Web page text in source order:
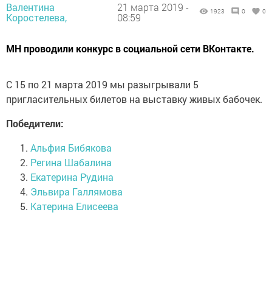
Валентина
Коростелева,
21 марта 2019 -
08:59
1923 0 0
МН проводили конкурс в социальной сети ВКонтакте.
С 15 по 21 марта 2019 мы разыгрывали 5
пригласительных билетов на выставку живых бабочек.
Победители:
Альфия Бибякова
Регина Шабалина
Екатерина Рудина
Эльвира Галлямова
Катерина Елисеева